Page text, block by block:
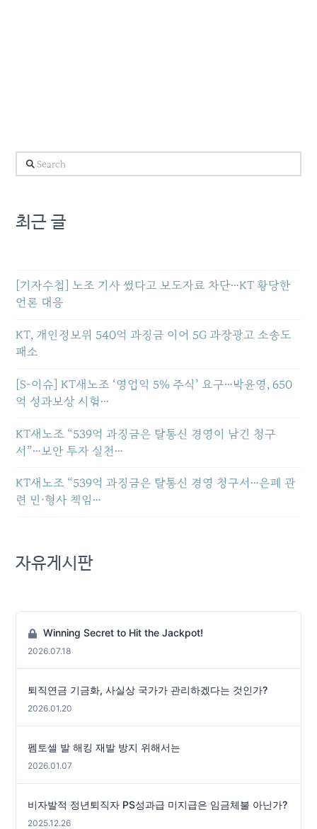
Search
최근 글
[기자수첩] 노조 기사 썼다고 보도자료 차단…KT 황당한
언론 대응
KT, 개인정보위 540억 과징금 이어 5G 과장광고 소송도
패소
[S-이슈] KT새노조 ‘영업익 5% 주식’ 요구…박윤영, 650
억 성과보상 시험…
KT새노조 “539억 과징금은 탈통신 경영이 남긴 청구
서”…보안 투자 실천…
KT새노조 “539억 과징금은 탈통신 경영 청구서…은폐 관
련 민·형사 책임…
자유게시판
Winning Secret to Hit the Jackpot!
2026.07.18
퇴직연금 기금화, 사실상 국가가 관리하겠다는 것인가?
2026.01.20
펨토셀 발 해킹 재발 방지 위해서는
2026.01.07
비자발적 정년퇴직자 PS성과급 미지급은 임금체불 아닌가?
2025.12.26